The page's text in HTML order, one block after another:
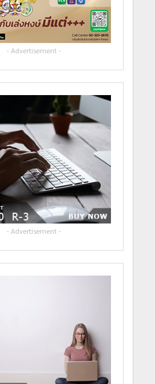
- Advertisement -
- Advertisement -